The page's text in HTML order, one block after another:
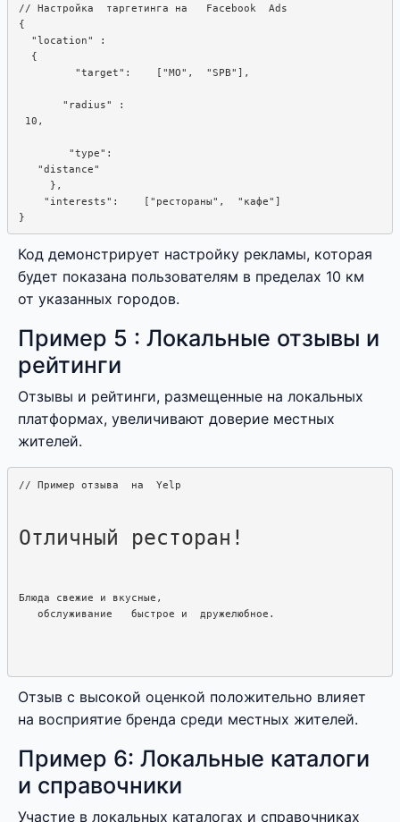
// Настройка  таргетинга на   Facebook  Ads
{
  "location" :
  {
         "target":    ["MO",  "SPB"],
       "radius" :
10,
        "type":
   "distance"
     },
    "interests":    ["рестораны",  "кафе"]
Код демонстрирует настройку рекламы, которая
будет показана пользователям в пределах 10 км
от указанных городов.
Пример 5 : Локальные отзывы и
рейтинги
Отзывы и рейтинги, размещенные на локальных
платформах, увеличивают доверие местных
жителей.
Отличный ресторан!
Блюда свежие и вкусные,
Отзыв с высокой оценкой положительно влияет
на восприятие бренда среди местных жителей.
Пример 6: Локальные каталоги
и справочники
Участие в локальных каталогах и справочниках